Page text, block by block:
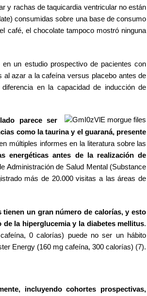
y rachas de taquicardia ventricular no están
consumidas sobre una base de consumo
café, el chocolate tampoco mostró ninguna
un estudio prospectivo de pacientes con
al azar a la cafeína versus placebo antes de
en la capacidad de inducción de
parece ser
como la taurina y el guaraná, presente
múltiples informes en la literatura sobre las
energéticas antes de la realización de
Administración de Salud Mental (Substance
más de 20.000 visitas a las áreas de
tienen un gran número de calorías, y esto
la hiperglucemia y la diabetes mellitus.
0 calorías) puede no ser un hábito
Energy (160 mg cafeína, 300 calorías) (7).
incluyendo cohortes prospectivas,